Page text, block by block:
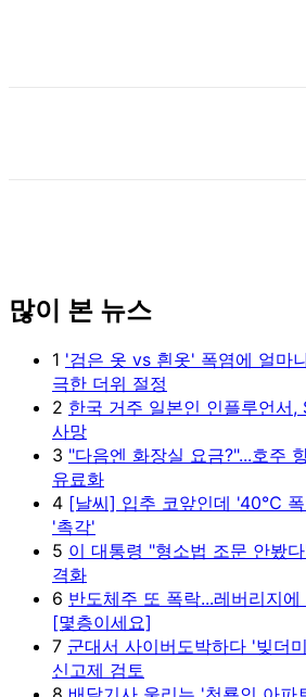
많이 본 뉴스
1 '검은 옷 vs 흰옷' 폭염에 얼마
극한 더위 절정
2 한국 거주 일본인 인플루언서,
사망
3 "다음엔 화장실 요금?"...호주
유료화
4 [날씨] 입추 코앞인데 '40℃ 폭
'촉각'
5 이 대통령 "형소법 조문 안봤
격화
6 반도체주 또 폭락...레버리지
[몇층이세요]
7 군대서 사이버도박하다 '빚더
신고제 검토